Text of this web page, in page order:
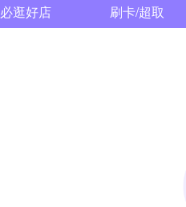
必逛好店 刷卡/超取